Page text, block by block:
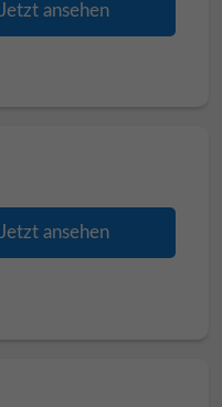
Jetzt ansehen
Jetzt ansehen